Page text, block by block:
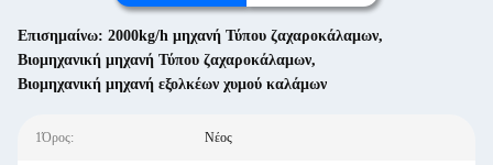
Επισημαίνω: 2000kg/h μηχανή Τύπου ζαχαροκάλαμων,
Βιομηχανική μηχανή Τύπου ζαχαροκάλαμων,
Βιομηχανική μηχανή εξολκέων χυμού καλάμων
1Όρος: Νέος